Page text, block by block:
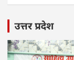
उत्तर प्रदेश